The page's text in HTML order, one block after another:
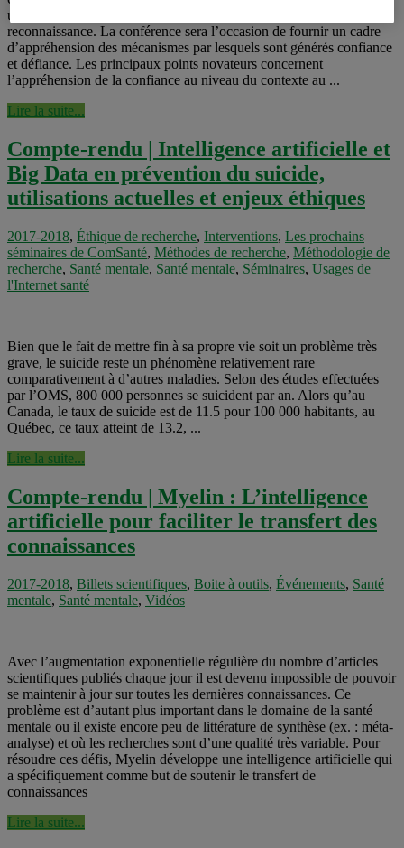
uniquement de transmission de messages mais aussi de leur
reconnaissance. La conférence sera l’occasion de fournir un cadre
d’appréhension des mécanismes par lesquels sont générés confiance
et défiance. Les principaux points novateurs concernent
l’appréhension de la confiance au niveau du contexte au ...
Lire la suite...
Compte-rendu | Intelligence artificielle et
Big Data en prévention du suicide,
utilisations actuelles et enjeux éthiques
2017-2018, Éthique de recherche, Interventions, Les prochains
séminaires de ComSanté, Méthodes de recherche, Méthodologie de
recherche, Santé mentale, Santé mentale, Séminaires, Usages de
l'Internet santé
Bien que le fait de mettre fin à sa propre vie soit un problème très
grave, le suicide reste un phénomène relativement rare
comparativement à d’autres maladies. Selon des études effectuées
par l’OMS, 800 000 personnes se suicident par an. Alors qu’au
Canada, le taux de suicide est de 11.5 pour 100 000 habitants, au
Québec, ce taux atteint de 13.2, ...
Lire la suite...
Compte-rendu | Myelin : L’intelligence
artificielle pour faciliter le transfert des
connaissances
2017-2018, Billets scientifiques, Boite à outils, Événements, Santé
mentale, Santé mentale, Vidéos
Avec l’augmentation exponentielle régulière du nombre d’articles
scientifiques publiés chaque jour il est devenu impossible de pouvoir
se maintenir à jour sur toutes les dernières connaissances. Ce
problème est d’autant plus important dans le domaine de la santé
mentale ou il existe encore peu de littérature de synthèse (ex. : méta-
analyse) et où les recherches sont d’une qualité très variable. Pour
résoudre ces défis, Myelin développe une intelligence artificielle qui
a spécifiquement comme but de soutenir le transfert de
connaissances
Lire la suite...